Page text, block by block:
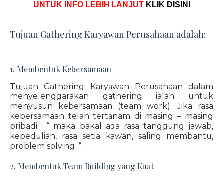
UNTUK INFO LEBIH LANJUT KLIK DISINI
Tujuan Gathering Karyawan Perusahaan adalah:
1. Membentuk Kebersamaan
Tujuan Gathering Karyawan Perusahaan dalam
menyelenggarakan gathering ialah untuk
menyusun kebersamaan (team work). Jika rasa
kebersamaan telah tertanam di masing – masing
pribadi : “ maka bakal ada rasa tanggung jawab,
kepedulian, rasa setia kawan, saling membantu,
problem solving “.
2. Membentuk Team Building yang Kuat